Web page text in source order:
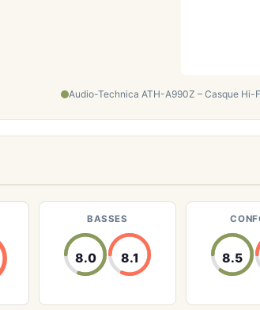
Audio-Technica ATH-A990Z – Casque
BASSES
8.0 8.1 8.5